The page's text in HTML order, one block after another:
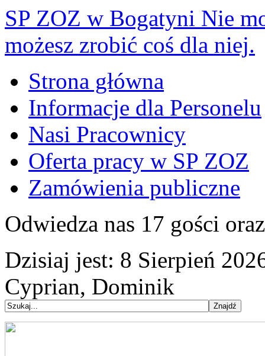
SP ZOZ w Bogatyni Nie
możesz zrobić coś dla niej.
Strona główna
Informacje dla Personelu
Nasi Pracownicy
Oferta pracy w SP ZOZ
Zamówienia publiczne
Odwiedza nas 17 gości
Dzisiaj jest: 8 Sierpień
Cyprian, Dominik